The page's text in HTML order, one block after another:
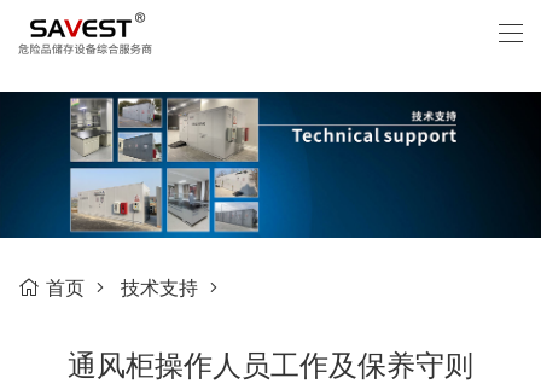
首页 技术支持
通风柜操作人员工作及保养守则